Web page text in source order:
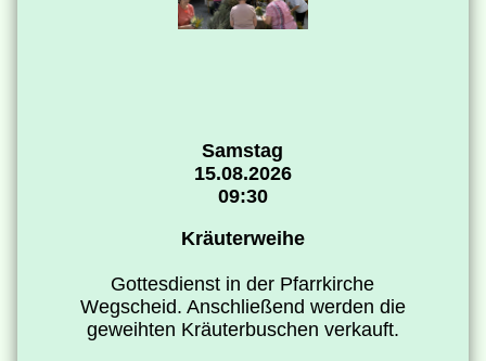
Samstag
15.08.2026
09:30
Kräuterweihe
Gottesdienst in der Pfarrkirche
Wegscheid. Anschließend werden die
geweihten Kräuterbuschen verkauft.